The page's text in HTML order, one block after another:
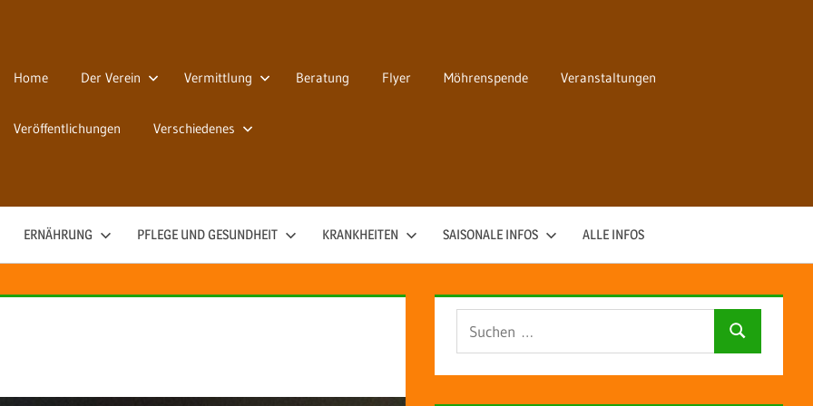
Home Der Verein Vermittlung Beratung Flyer Möhrenspende Veranstaltungen
Veröffentlichungen Verschiedenes
ERNÄHRUNG PFLEGE UND GESUNDHEIT KRANKHEITEN SAISONALE INFOS ALLE INFOS
Suchen